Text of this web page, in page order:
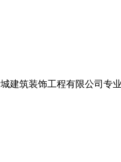
筑装饰工程有限公司专